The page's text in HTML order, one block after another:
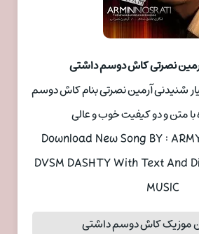
نصرتی کاش دوسم داشتی
شنیدنی آرمین نصرتی بنام کاش دوسم
متن و دو کیفیت خوب و عالی
Download New Song BY :
DVSM DASHTY With Text And
MUSIC
موزیک کاش دوسم داشتی